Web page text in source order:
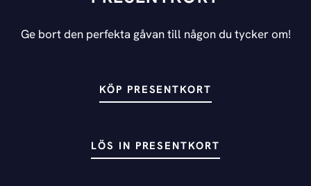
Ge bort den perfekta gåvan till någon du tycker om!
KÖP PRESENTKORT
LÖS IN PRESENTKORT